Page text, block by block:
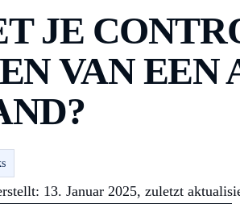
JE
VAN EEN
13. Januar 2025, zuletzt